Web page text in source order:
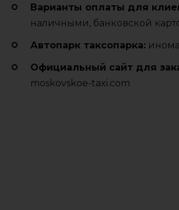
Варианты оплаты для
наличными, банковской
Автопарк таксопарка:
Официальный сайт для
moskovskoe-taxi.com